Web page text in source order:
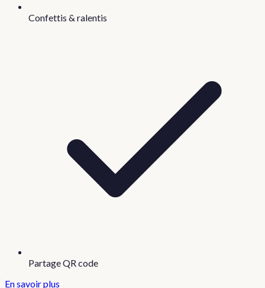
Confettis & ralentis
Partage QR code
En savoir plus